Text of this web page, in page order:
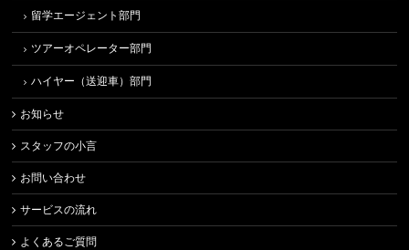
留学エージェント部門
ツアーオペレーター部門
ハイヤー（送迎車）部門
お知らせ
スタッフの小言
お問い合わせ
サービスの流れ
よくあるご質問